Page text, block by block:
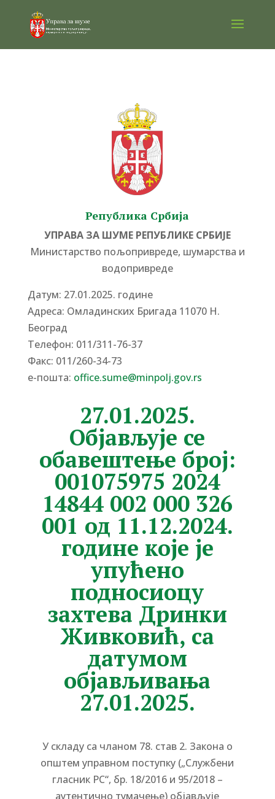
Република Србија
УПРАВА ЗА ШУМЕ РЕПУБЛИКЕ СРБИЈЕ
Министарство пољопривреде, шумарства и
водопривреде
Датум: 27.01.2025. године
Адреса: Омладинских Бригада 11070 Н.
Београд
Tелефон: 011/311-76-37
Факс: 011/260-34-73
е-пошта: office.sume@minpolj.gov.rs
27.01.2025.
Објављује се
обавештење број:
001075975 2024
14844 002 000 326
001 од 11.12.2024.
године које је
упућено
подносиоцу
захтева Дринки
Живковић, са
датумом
објављивања
27.01.2025.
У складу са чланом 78. став 2. Закона о
општем управном поступку („Службени
гласник РС“, бр. 18/2016 и 95/2018 –
аутентично тумачење) објављује